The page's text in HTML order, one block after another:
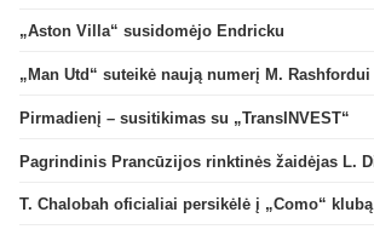
„Aston Villa“ susidomėjo Endricku
„Man Utd“ suteikė naują numerį M. Rashfordui
Pirmadienį – susitikimas su „TransINVEST“
T. Chalobah oficialiai persikėlė į „Como“ klubą